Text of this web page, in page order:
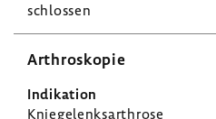
schlossen
Arthro­skopie
Knie­ge­lenks­ar­throse